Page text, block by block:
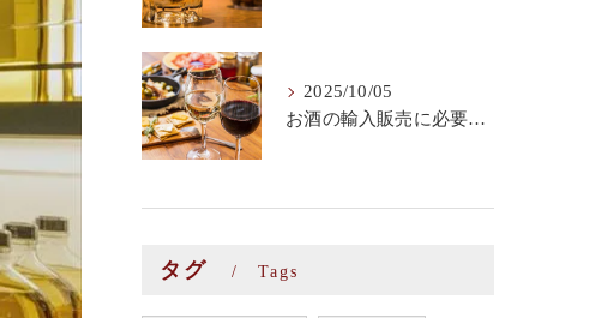
2025/10/05
お酒の輸入販売に必要な手続きとは？
タグ Tags